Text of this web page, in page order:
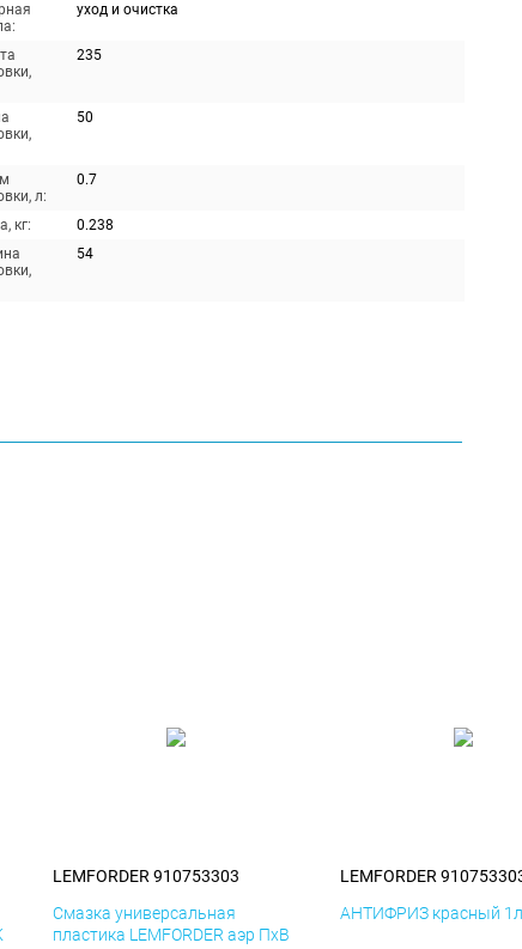
уход и очистка
235
50
л:
0.7
кг:
0.238
54
LEMFORDER 910753303
Смазка универсальная
пластика LEMFORDER аэр ПхВ
LEMFORDER
АНТИФРИЗ красный 1л.